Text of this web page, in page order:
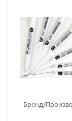
Бренд/